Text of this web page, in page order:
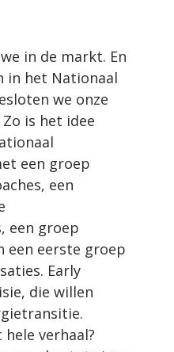
in de markt. En
in het Nationaal
we onze
is het idee
een groep
een
een groep
een eerste groep
Early
die willen
verhaal?